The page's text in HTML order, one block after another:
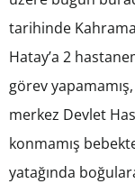
tarihinde
Hatay’a 2
görev
merkez Devlet
konmamış
yatağında